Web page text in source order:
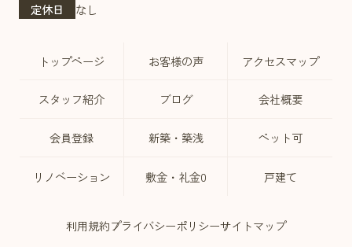
定休日
なし
トップページ お客様の声 アクセスマップ
スタッフ紹介 ブログ 会社概要
会員登録 新築・築浅 ペット可
リノベーション 敷金・礼金0 戸建て
利用規約プライバシーポリシーサイトマップ